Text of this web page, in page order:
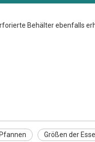
Behälter ebenfalls
Größen der